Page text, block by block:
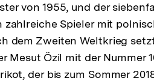
von 1955, und der
zahlreiche Spieler mit
dem Zweiten Weltkrieg
Mesut Özil mit der Nummer
der bis zum Sommer